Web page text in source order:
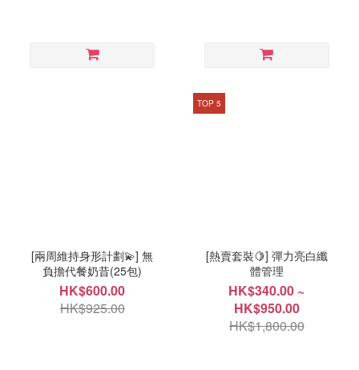
[兩周維持身形計劃💫] 無
負擔代餐奶昔(25包)
HK$600.00
HK$925.00
TOP 5
[熱賣套裝🍋] 彈力亮白纖
體管理
HK$340.00 ~
HK$950.00
HK$1,800.00